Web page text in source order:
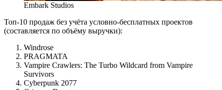
Embark Studios
Топ-10 продаж без учёта условно-бесплатных проектов
(составляется по объёму выручки):
Windrose
PRAGMATA
Vampire Crawlers: The Turbo Wildcard from Vampire
Survivors
Cyberpunk 2077